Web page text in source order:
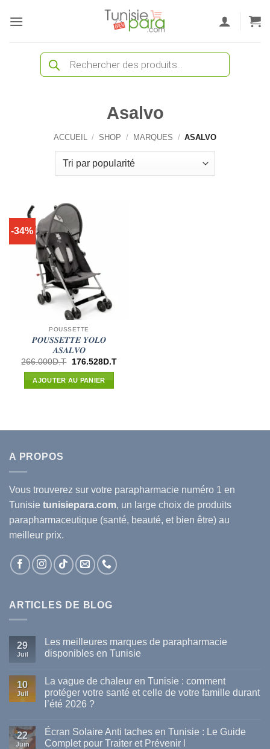
Recherche
produits
Asalvo
ACCUEIL / SHOP / MARQUES / ASALVO
-34%
POUSSETTE
𝑷𝑶𝑼𝑺𝑺𝑬𝑻𝑻𝑬 𝒀𝑶𝑳𝑶
𝑨𝑺𝑨𝑳𝑽𝑶
266.000D.T
Le
initial
était :
176.528D.TLe
AJOUTER AU PANIER
A PROPOS
Vous trouverez sur votre parapharmacie numéro 1 en
Tunisie tunisiepara.com, un large choix de produits
parapharmaceutique (santé, beauté, et bien être) au
meilleur prix.
ARTICLES DE BLOG
29
Juil
Les meilleures marques de parapharmacie
disponibles en Tunisie
sur
meilleures
marques
disponibles
en
Tunisie
10
Juil
La vague de chaleur en Tunisie : comment
protéger votre santé et celle de votre famille durant
l’été 2026 ?
sur
La
vague
22
Juin
Écran Solaire Anti taches en Tunisie : Le Guide
Complet pour Traiter et Prévenir l